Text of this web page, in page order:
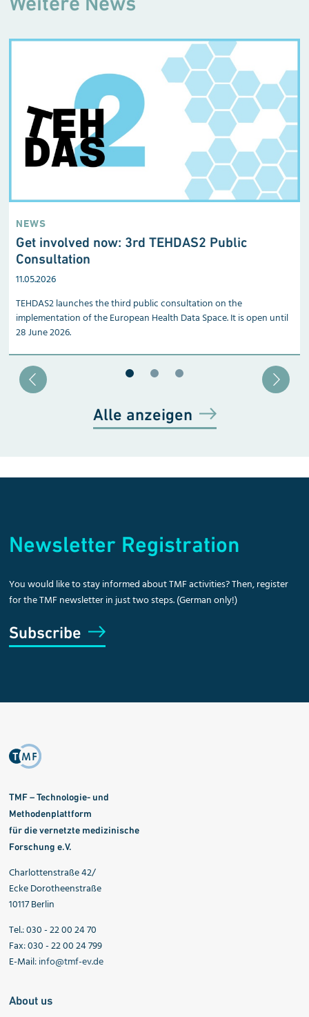
NEWS
Get involved now: 3rd TEHDAS2 Public
Consultation
11.05.2026
TEHDAS2 launches the third public consultation on the
implementation of the European Health Data Space. It is open until
28 June 2026.
Alle anzeigen
Newsletter Registration
You would like to stay informed about TMF activities? Then, register
for the TMF newsletter in just two steps. (German only!)
Subscribe
TMF – Technologie- und
Methodenplattform
für die vernetzte medizinische
Forschung e.V.
Charlottenstraße 42/
Ecke Dorotheenstraße
10117 Berlin
Tel.: 030 - 22 00 24 70
Fax: 030 - 22 00 24 799
E-Mail:info@tmf-ev.de
About us